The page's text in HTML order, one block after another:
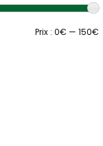
Prix : 0€ — 150€